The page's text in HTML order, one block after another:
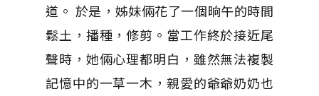
道。 於是，姊妹倆花了一個晌午的時間
鬆土，播種，修剪。當工作終於接近尾
聲時，她倆心理都明白，雖然無法複製
記憶中的一草一木，親愛的爺爺奶奶也